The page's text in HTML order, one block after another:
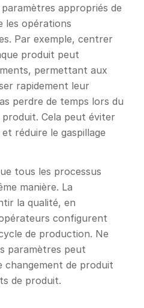
appropriés de
les opérations
Par exemple, centrer
produit peut
permettant aux
rapidement leur
perdre de temps lors du
Cela peut éviter
réduire le gaspillage
tous les processus
manière. La
la qualité, en
configurent
de production. Ne
paramètres peut
changement de produit
de produit.